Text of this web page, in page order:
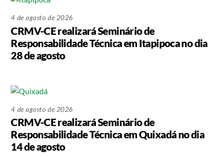
4 de agosto de 2026
CRMV-CE realizará Seminário de
Responsabilidade Técnica em Itapipoca no dia
28 de agosto
4 de agosto de 2026
CRMV-CE realizará Seminário de
Responsabilidade Técnica em Quixadá no dia
14 de agosto